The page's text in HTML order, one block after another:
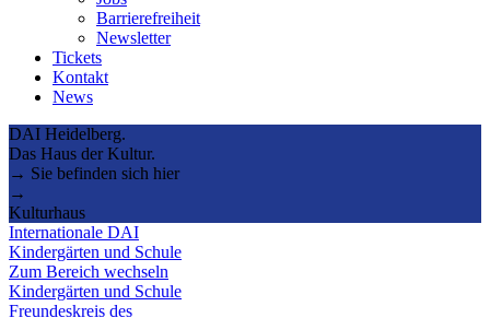
Barrierefreiheit
Newsletter
Tickets
Kontakt
News
DAI Heidelberg.
Das Haus der Kultur.
→ Sie befinden sich hier
→
Kulturhaus
Internationale DAI
Kindergärten und Schule
Zum Bereich wechseln
Kindergärten und Schule
Freundeskreis des